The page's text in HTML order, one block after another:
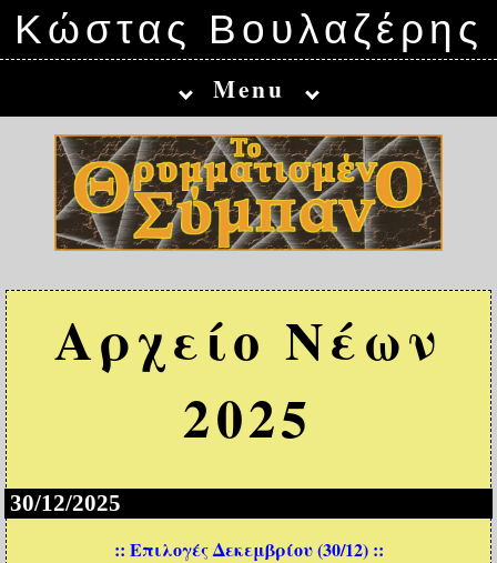
Κώστας Βουλαζέρης
Menu
Αρχείο Νέων
2025
30/12/2025
:: Επιλογές Δεκεμβρίου (30/12) ::